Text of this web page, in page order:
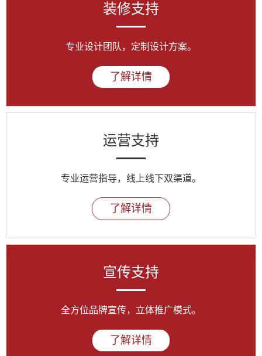
装修支持
专业设计团队，定制设计方案。
了解详情
运营支持
专业运营指导，线上线下双渠道。
了解详情
宣传支持
全方位品牌宣传，立体推广模式。
了解详情